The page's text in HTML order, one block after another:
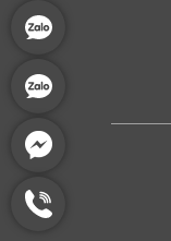
tâm và tin tưởng
sóc khách hàng